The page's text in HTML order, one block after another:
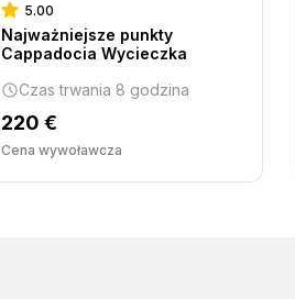
5.00
Najważniejsze punkty
Cappadocia Wycieczka
Czas trwania 8 godzina
220 €
Cena wywoławcza